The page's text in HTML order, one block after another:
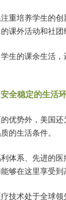
重培养学生的
课外活动和社团
生的课余生活，
全稳定的生活
优势外，美国
的生活条件。
体系、先进的
够在这里享受到
技术处于全球领